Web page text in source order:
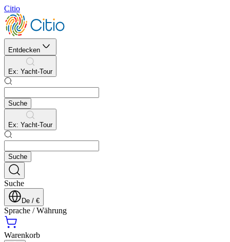
Citio
Entdecken
Ex: Yacht-Tour
Suche
Ex: Yacht-Tour
Suche
Suche
De / €
Sprache /Währung
Warenkorb